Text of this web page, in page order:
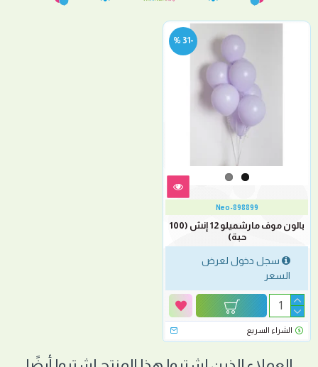
-31 %
Neo-898899
بالون موف مارشميلو 12 إنش (100
حبة)
سجل دخول لعرض
السعر
الشراء السريع